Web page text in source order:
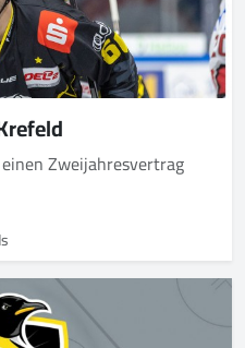
Zweijahresvertrag